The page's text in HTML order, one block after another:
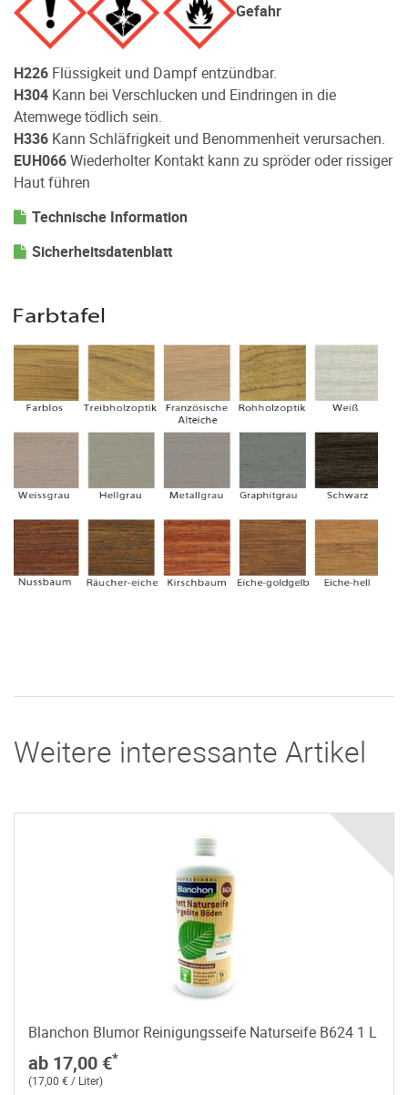
Gefahr
H226 Flüssigkeit und Dampf entzündbar.
H304 Kann bei Verschlucken und Eindringen in die
Atemwege tödlich sein.
H336 Kann Schläfrigkeit und Benommenheit verursachen.
EUH066Wiederholter Kontakt kann zu spröder oder rissiger
Haut führen
Technische Information
Sicherheitsdatenblatt
Weitere interessante Artikel
Blanchon Blumor Reinigungsseife Naturseife B624 1 L
ab 17,00 €*
(17,00 € / Liter)